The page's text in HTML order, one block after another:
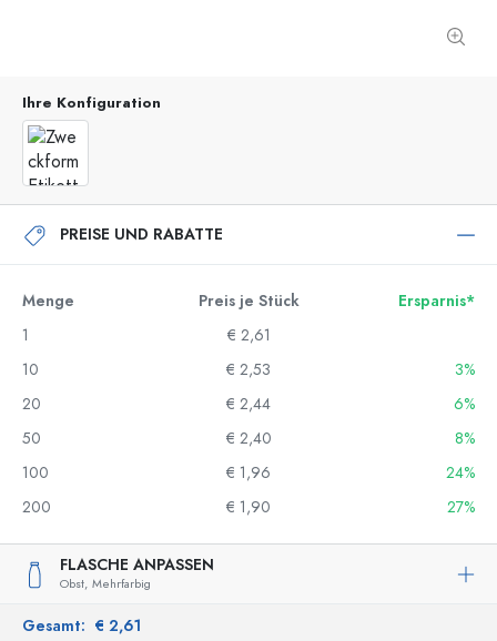
Ihre Konfiguration
PREISE UND RABATTE
Menge Preis je Stück
Ersparnis*
1
€ 2,61
10
€ 2,53
3%
20
€ 2,44
6%
50
€ 2,40
8%
100
€ 1,96
24%
200
€ 1,90 27%
FLASCHE ANPASSEN
Obst, Mehrfarbig
Gesamt: € 2,61